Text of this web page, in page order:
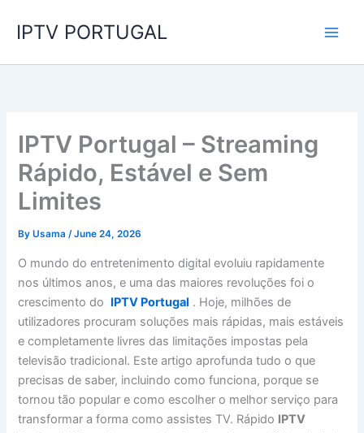
IPTV PORTUGAL
IPTV Portugal – Streaming
Rápido, Estável e Sem
Limites
ByUsama/June 24, 2026
O mundo do entretenimento digital evoluiu rapidamente
nos últimos anos, e uma das maiores revoluções foi o
crescimento do IPTV Portugal . Hoje, milhões de
utilizadores procuram soluções mais rápidas, mais estáveis
e completamente livres das limitações impostas pela
televisão tradicional. Este artigo aprofunda tudo o que
precisas de saber, incluindo como funciona, porque se
tornou tão popular e como escolher o melhor serviço para
transformar a forma como assistes TV. Rápido IPTV